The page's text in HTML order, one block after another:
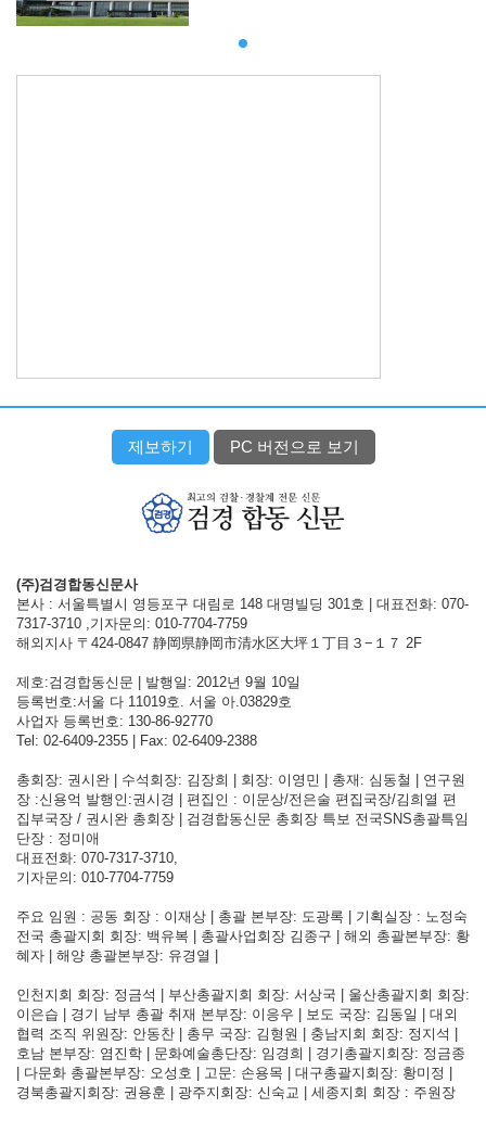
제보하기 PC 버전으로 보기
(주)검경합동신문사
본사 : 서울특별시 영등포구 대림로 148 대명빌딩 301호 | 대표전화: 070-
7317-3710 ,기자문의: 010-7704-7759
해외지사 〒424-0847 静岡県静岡市清水区大坪１丁目３−１７ 2F
제호:검경합동신문 | 발행일: 2012년 9월 10일
등록번호:서울 다 11019호. 서울 아.03829호
사업자 등록번호: 130-86-92770
Tel: 02-6409-2355 | Fax: 02-6409-2388
총회장: 권시완 | 수석회장: 김장희 | 회장: 이영민 | 총재: 심동철 | 연구원
장 :신용억 발행인:권시경 | 편집인 : 이문상/전은술 편집국장/김희열 편
집부국장 / 권시완 총회장 | 검경합동신문 총회장 특보 전국SNS총괄특임
단장 : 정미애
대표전화: 070-7317-3710,
기자문의: 010-7704-7759
주요 임원 : 공동 회장 : 이재상 | 총괄 본부장: 도광록 | 기획실장 : 노정숙
전국 총괄지회 회장: 백유복 | 총괄사업회장 김종구 | 해외 총괄본부장: 황
혜자 | 해양 총괄본부장: 유경열 |
인천지회 회장: 정금석 | 부산총괄지회 회장: 서상국 | 울산총괄지회 회장:
이은습 | 경기 남부 총괄 취재 본부장: 이응우 | 보도 국장: 김동일 | 대외
협력 조직 위원장: 안동찬 | 총무 국장: 김형원 | 충남지회 회장: 정지석 |
호남 본부장: 염진학 | 문화예술총단장: 임경희 | 경기총괄지회장: 정금종
| 다문화 총괄본부장: 오성호 | 고문: 손용목 | 대구총괄지회장: 황미정 |
경북총괄지회장: 권용훈 | 광주지회장: 신숙교 | 세종지회 회장 : 주원장